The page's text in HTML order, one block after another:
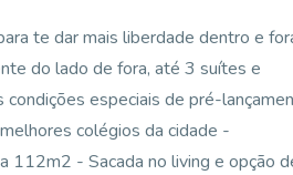
te dar mais liberdade dentro e
do lado de fora, até 3 suítes e
especiais de pré-
colégios da cidade -
- Sacada no living e opção